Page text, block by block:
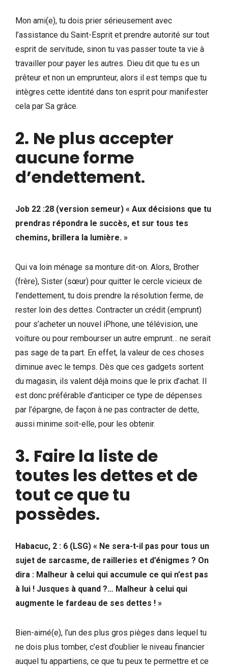
Mon ami(e), tu dois prier sérieusement avec
l’assistance du Saint-Esprit et prendre autorité sur tout
esprit de servitude, sinon tu vas passer toute ta vie à
travailler pour payer les autres. Dieu dit que tu es un
prêteur et non un emprunteur, alors il est temps que tu
intègres cette identité dans ton esprit pour manifester
cela par Sa grâce.
2. Ne plus accepter
aucune forme
d’endettement.
Job 22 :28 (version semeur) « Aux décisions que tu
prendras répondra le succès, et sur tous tes
chemins, brillera la lumière. »
Qui va loin ménage sa monture dit-on. Alors, Brother
(frère), Sister (sœur) pour quitter le cercle vicieux de
l’endettement, tu dois prendre la résolution ferme, de
rester loin des dettes. Contracter un crédit (emprunt)
pour s’acheter un nouvel iPhone, une télévision, une
voiture ou pour rembourser un autre emprunt… ne serait
pas sage de ta part. En effet, la valeur de ces choses
diminue avec le temps. Dès que ces gadgets sortent
du magasin, ils valent déjà moins que le prix d’achat. Il
est donc préférable d’anticiper ce type de dépenses
par l’épargne, de façon à ne pas contracter de dette,
aussi minime soit-elle, pour les obtenir.
3. Faire la liste de
toutes les dettes et de
tout ce que tu
possèdes.
Habacuc, 2 : 6 (LSG) « Ne sera-t-il pas pour tous un
sujet de sarcasme, de railleries et d’énigmes ? On
dira : Malheur à celui qui accumule ce qui n’est pas
à lui ! Jusques à quand ?… Malheur à celui qui
augmente le fardeau de ses dettes ! »
Bien-aimé(e), l’un des plus gros pièges dans lequel tu
ne dois plus tomber, c’est d’oublier le niveau financier
auquel tu appartiens, ce que tu peux te permettre et ce